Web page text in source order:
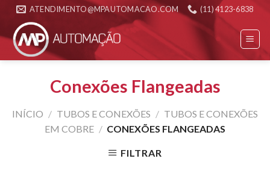
Skip
content
ATENDIMENTO@MPAUTOMACAO.COM (11) 4123-6838
Conexões Flangeadas
INÍCIO / TUBOS E CONEXÕES / TUBOS E CONEXÕES
EM COBRE / CONEXÕES FLANGEADAS
FILTRAR